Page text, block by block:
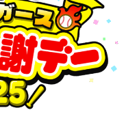
にする？～
２
ミカタ